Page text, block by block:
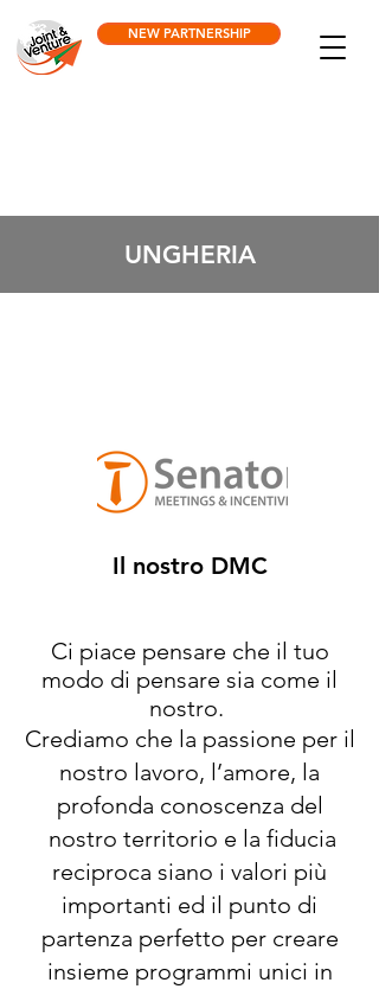
NEW PARTNERSHIP
UNGHERIA
Il nostro DMC
Ci piace pensare che il tuo
modo di pensare sia come il
nostro.
Crediamo che la passione per il
nostro lavoro, l’amore, la
profonda conoscenza del
nostro territorio e la fiducia
reciproca siano i valori più
importanti ed il punto di
partenza perfetto per creare
insieme programmi unici in